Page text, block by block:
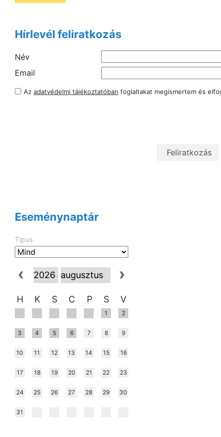
Hírlevél feliratkozás
Név
Email
Az adatvédelmi tájékoztatóban foglaltakat megismertem és
Eseménynaptár
Típus
H K S C P S V
1 2
3 4 5 6 7 8 9
10 11 12 13 14 15 16
17 18 19 20 21 22 23
24 25 26 27 28 29 30
31